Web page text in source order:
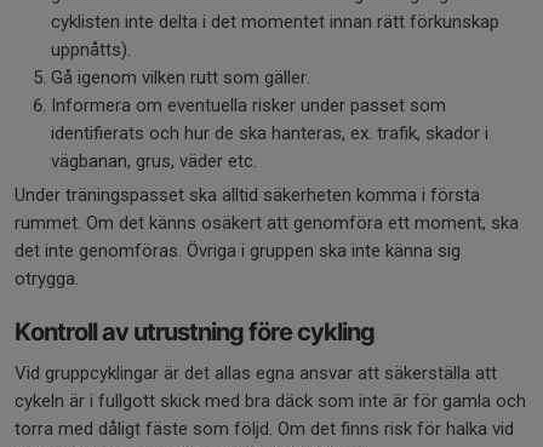
cyklisten inte delta i det momentet innan rätt förkunskap
uppnåtts).
Gå igenom vilken rutt som gäller.
Informera om eventuella risker under passet som
identifierats och hur de ska hanteras, ex. trafik, skador i
vägbanan, grus, väder etc.
Under träningspasset ska alltid säkerheten komma i första
rummet. Om det känns osäkert att genomföra ett moment, ska
det inte genomföras. Övriga i gruppen ska inte känna sig
otrygga.
Kontroll av utrustning före cykling
Vid gruppcyklingar är det allas egna ansvar att säkerställa att
cykeln är i fullgott skick med bra däck som inte är för gamla och
torra med dåligt fäste som följd. Om det finns risk för halka vid